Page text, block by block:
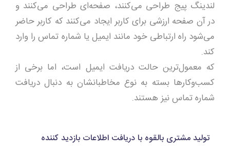
لندینگ پیج طراحی می‌کنند، صفحه‌ای طراحی می‌کنند و
در آن صفحه ارزشی برای کاربر ایجاد می‌کنند که کاربر حاضر
می‌شود راه‌ ارتباطی خود مانند ایمیل یا شماره تماس را وارد
کند.
که معمول‌ترین حالت دریافت ایمیل است، اما برخی از
کسب‌وکارها بسته به نوع مخاطبانشان به دنبال دریافت
شماره تماس نیز هستند.
تولید مشتری بالقوه با دریافت اطلاعات بازدید کننده